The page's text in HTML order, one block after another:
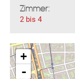
Zimmer:
2 bis 4
+
-